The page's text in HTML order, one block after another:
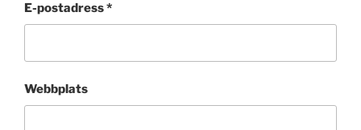
E-postadress*
Webbplats